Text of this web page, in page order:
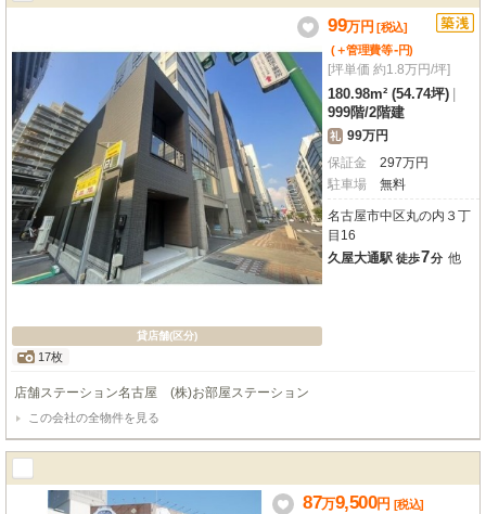
貸店舗(区分)
17枚
99万円 [税込]
(＋管理費等-円)
[坪単価 約1.8万円/坪]
180.98m² (54.74坪)
999階/2階建
礼 99万円
保証金
297万円
駐車場
無料
名古屋市中区丸の内３丁
目16
久屋大通駅 徒歩7分 他
店舗ステーション名古屋 (株)お部屋ステーション
この会社の全物件を見る
87万9,500円 [税込]